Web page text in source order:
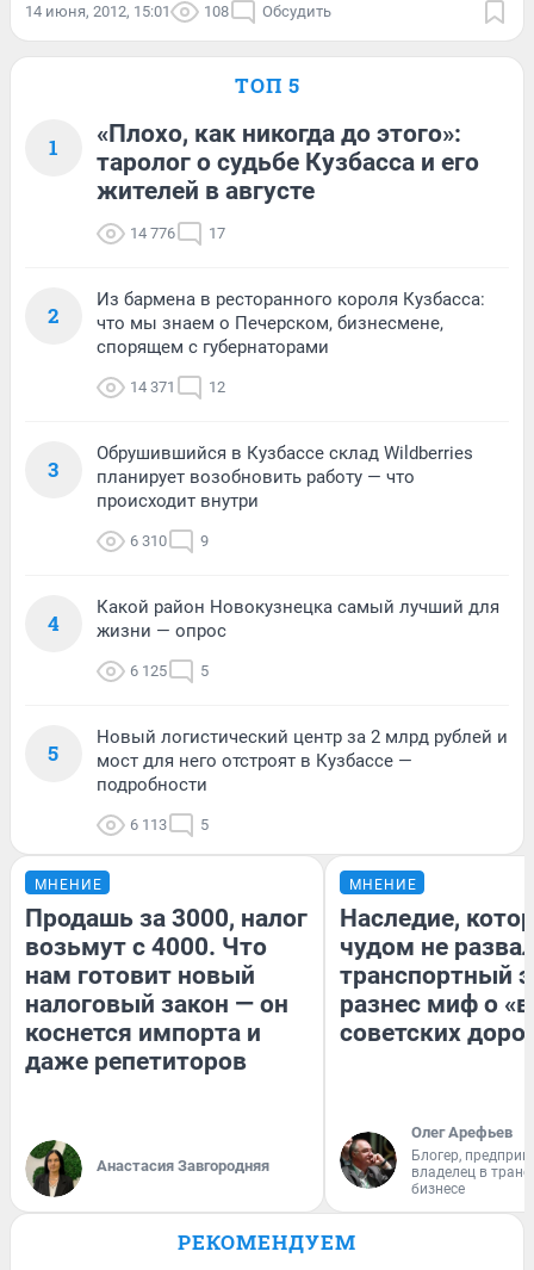
14 июня, 2012, 15:01 108 Обсудить
ТОП 5
1
«Плохо, как никогда до этого»:
таролог о судьбе Кузбасса и его
жителей в августе
14 776 17
2
Из бармена в ресторанного короля Кузбасса:
что мы знаем о Печерском, бизнесмене,
спорящем с губернаторами
14 371 12
3
Обрушившийся в Кузбассе склад Wildberries
планирует возобновить работу — что
происходит внутри
6 310 9
4
Какой район Новокузнецка самый лучший для
жизни — опрос
6 125 5
5
Новый логистический центр за 2 млрд рублей и
мост для него отстроят в Кузбассе —
подробности
6 113 5
МНЕНИЕ
Продашь за 3000, налог
возьмут с 4000. Что
нам готовит новый
налоговый закон — он
коснется импорта и
даже репетиторов
Анастасия Завгородняя
МНЕНИЕ
Наследие,
чудом не
транспортный
разнес миф о
советских
Олег Арефьев
Блогер,
владелец в
бизнесе
РЕКОМЕНДУЕМ